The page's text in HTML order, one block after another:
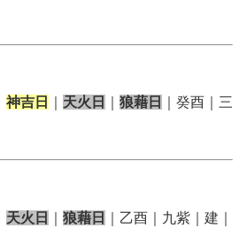
神吉日 天火日 狼藉日
｜癸酉｜三
天火日 狼藉日
｜乙酉｜九紫｜建｜